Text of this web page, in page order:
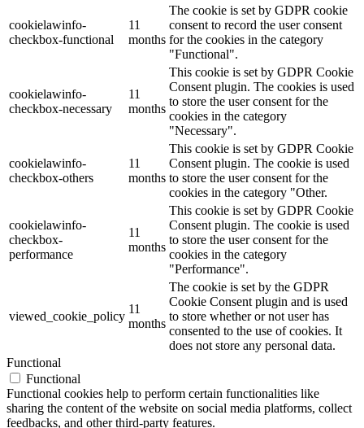
cookielawinfo-
checkbox-functional
11
months
The cookie is set by GDPR cookie
consent to record the user consent
for the cookies in the category
"Functional".
cookielawinfo-
checkbox-necessary
11
months
This cookie is set by GDPR Cookie
Consent plugin. The cookies is used
to store the user consent for the
cookies in the category
"Necessary".
cookielawinfo-
checkbox-others
11
months
This cookie is set by GDPR Cookie
Consent plugin. The cookie is used
to store the user consent for the
cookies in the category "Other.
cookielawinfo-
checkbox-
performance
11
months
This cookie is set by GDPR Cookie
Consent plugin. The cookie is used
to store the user consent for the
cookies in the category
"Performance".
viewed_cookie_policy
11
months
The cookie is set by the GDPR
Cookie Consent plugin and is used
to store whether or not user has
consented to the use of cookies. It
does not store any personal data.
Functional
Functional
Functional cookies help to perform certain functionalities like
sharing the content of the website on social media platforms, collect
feedbacks, and other third-party features.